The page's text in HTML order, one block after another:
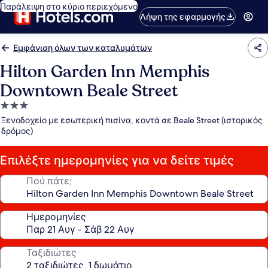
Παράλειψη στο κύριο περιεχόμενο
Λήψη της εφαρμογής
Εμφάνιση όλων των καταλυμάτων
Hilton Garden Inn Memphis
Downtown Beale Street
Κατάλυμα
με
3.0
αστέρια
Ξενοδοχείο με εσωτερική πισίνα, κοντά σε Beale Street (ιστορικός
δρόμος)
Επιλέξτε ημερομηνίες για να δείτε τιμές
Πού πάτε;
Ημερομηνίες
Ταξιδιώτες